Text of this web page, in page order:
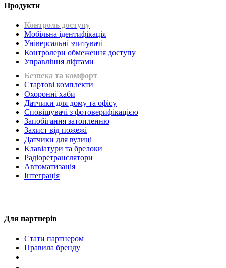
Продукти
Контроль доступу
Мобільна ідентифікація
Універсальні зчитувачі
Контролери обмеження доступу
Управління ліфтами
Безпека та комфорт
Стартові комплекти
Охоронні хаби
Датчики для дому та офісу
Сповіщувачі з фотоверифікацією
Запобігання затопленню
Захист від пожежі
Датчики для вулиці
Клавіатури та брелоки
Радіоретранслятори
Автоматизація
Інтеграція
Для партнерів
Стати партнером
Правила бренду